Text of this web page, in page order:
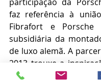
faz referência à
Fibrafort e Porsche
subsidiária da
de luxo alemã. A
2013 trouxe a
esportivos e